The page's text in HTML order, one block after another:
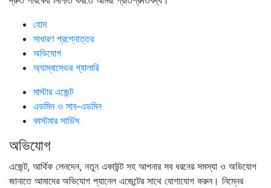
হোম
সাধারণ প্রশ্নোত্তর
অভিযোগ
অ্যাম্বাসেডর গ্যালারি
মাস্টার এজেন্ট
এডমিন ও সাব-এডমিন
কাস্টমার সার্ভিস
অভিযোগ
এজেন্ট, আর্থিক লেনদেন, নতুন একাউন্ট সহ আপনার সব ধরনের সমস্যা ও অভিযোগ
জানাতে আমাদের অভিযোগ প্যানেল এজেন্টের সাথে যোগাযোগ করুন। নিম্নের